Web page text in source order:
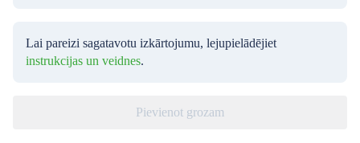
Lai pareizi sagatavotu izkārtojumu, lejupielādējiet
instrukcijas un veidnes.
Pievienot grozam